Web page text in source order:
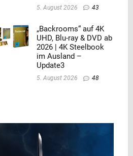
5. August 2026 43
„Backrooms“ auf 4K
UHD, Blu-ray & DVD ab
2026 | 4K Steelbook
im Ausland –
Update3
5. August 2026 48